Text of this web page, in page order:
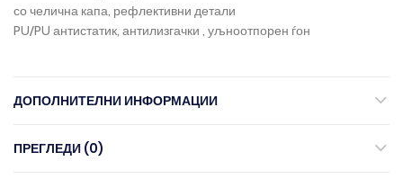
со челична капа, рефлективни детали
PU/PU антистатик, антилизгачки , уљноотпорен ѓон
ДОПОЛНИТЕЛНИ ИНФОРМАЦИИ
ПРЕГЛЕДИ (0)